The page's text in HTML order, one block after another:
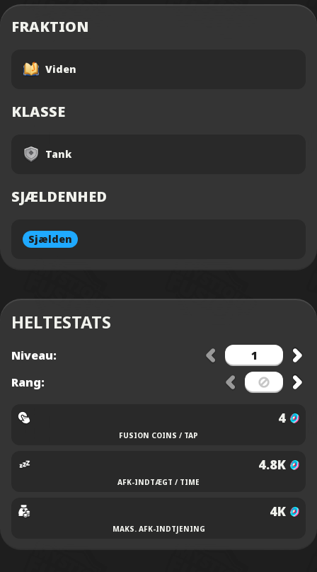
FRAKTION
Viden
KLASSE
Tank
SJÆLDENHED
Sjælden
HELTESTATS
Niveau:
Rang:
4
FUSION COINS / TAP
4.8K
AFK-INDTÆGT / TIME
4K
MAKS. AFK-INDTJENING